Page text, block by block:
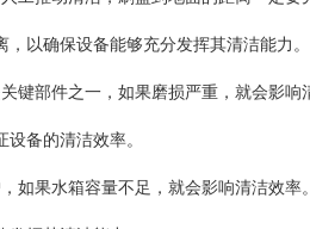
以确保设备能够充分发挥其清洁能力。
键部件之一，如果磨损严重，就会影
备的清洁效率。
如果水箱容量不足，就会影响清洁效